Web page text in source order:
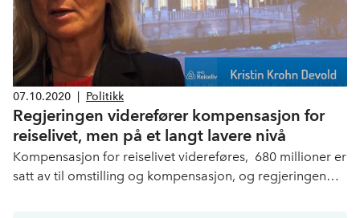
07.10.2020 Politikk
Regjeringen viderefører kompensasjon for
reiselivet, men på et langt lavere nivå
Kompensasjon for reiselivet videreføres, 680 millioner er
satt av til omstilling og kompensasjon, og regjeringen